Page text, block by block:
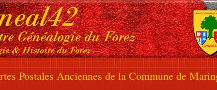
Postales Anciennes de la Commune de